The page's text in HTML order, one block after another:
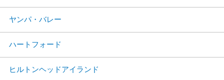
ヤンパ・バレー
ハートフォード
ヒルトンヘッドアイランド